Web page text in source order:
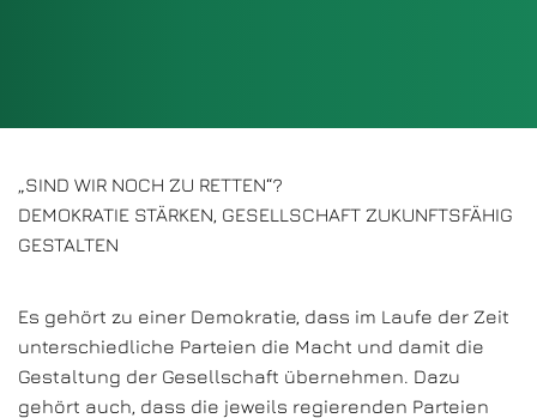
„SIND WIR NOCH ZU RETTEN“?
DEMOKRATIE STÄRKEN, GESELLSCHAFT ZUKUNFTSFÄHIG
GESTALTEN
Es gehört zu einer Demokratie, dass im Laufe der Zeit
unterschiedliche Parteien die Macht und damit die
Gestaltung der Gesellschaft übernehmen. Dazu
gehört auch, dass die jeweils regierenden Parteien